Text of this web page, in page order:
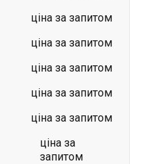
ціна за запитом
ціна за запитом
ціна за запитом
ціна за запитом
ціна за запитом
ціна за
запитом